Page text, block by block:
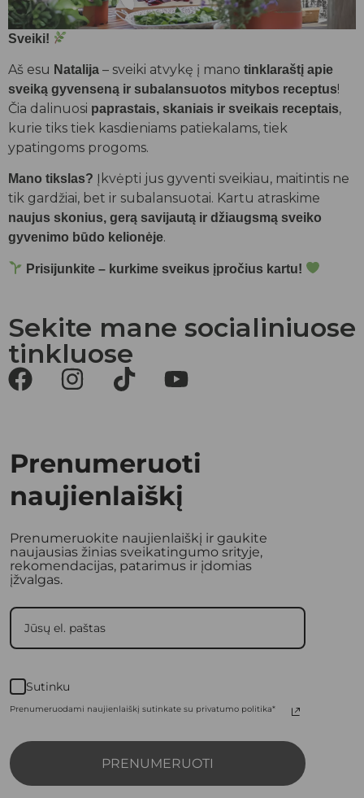
Sveiki!
Aš esu Natalija – sveiki atvykę į mano tinklaraštį apie
sveiką gyvenseną ir subalansuotos mitybos receptus!
Čia dalinuosi paprastais, skaniais ir sveikais receptais,
kurie tiks tiek kasdieniams patiekalams, tiek
ypatingoms progoms.
Mano tikslas? Įkvėpti jus gyventi sveikiau, maitintis ne
tik gardžiai, bet ir subalansuotai. Kartu atraskime
naujus skonius, gerą savijautą ir džiaugsmą sveiko
gyvenimo būdo kelionėje.
Prisijunkite – kurkime sveikus įpročius kartu!
Sekite mane socialiniuose
tinkluose
Prenumeruoti
naujienlaiškį
Prenumeruokite naujienlaiškį ir gaukite
naujausias žinias sveikatingumo srityje,
rekomendacijas, patarimus ir įdomias
įžvalgas.
Sutinku
Prenumeruodami naujienlaiškį sutinkate su privatumo politika*
PRENUMERUOTI